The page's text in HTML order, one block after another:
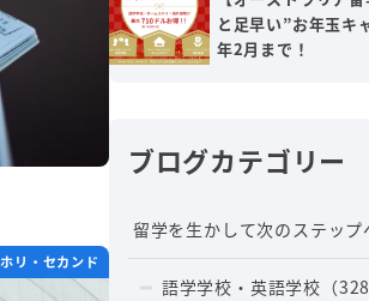
リ・セカンド
と足早い”お年玉キ
年2月まで！
ブログカテゴリー
留学を生かして次のステップ
語学学校・英語学校 （328